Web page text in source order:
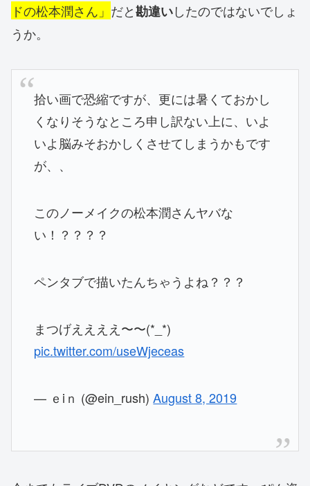
ドの松本潤さん 」 だと勘違いしたのではないでしょ
うか。
拾い画で恐縮ですが、更には暑くておかし
くなりそうなところ申し訳ない上に、いよ
いよ脳みそおかしくさせてしまうかもです
が、、
このノーメイクの松本潤さんヤバな
い！？？？？
ペンタブで描いたんちゃうよね？？？
まつげええええ〜〜(*_*)
pic.twitter.com/useWjeceas
— ｅiｎ (@ein_rush)August 8, 2019